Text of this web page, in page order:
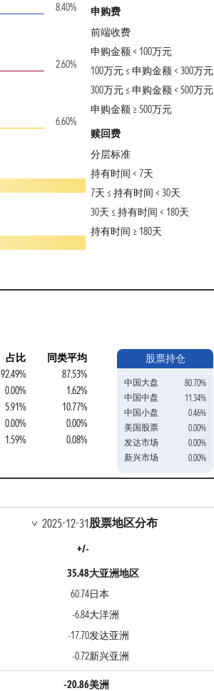
8.40%
2.60%
6.60%
申购费
前端收费
申购金额 < 100万元
100万元 ≤ 申购金额 < 300万元
300万元 ≤ 申购金额 < 500万元
申购金额 ≥ 500万元
赎回费
分层标准
持有时间 < 7天
7天 ≤ 持有时间 < 30天
30天 ≤ 持有时间 < 180天
持有时间 ≥ 180天
占比
同类平均
92.49%
87.53%
0.00%
1.62%
5.91%
10.77%
0.00%
0.00%
1.59% 0.08%
股票持仓
中国大盘
80.70%
中国中盘
11.34%
中国小盘
0.46%
美国股票
0.00%
发达市场
0.00%
新兴市场
0.00%
2025-12-31
+/-
35.48
60.74
-6.84
-17.70
-0.72
-20.86
股票地区分布
大亚洲地区
日本
大洋洲
发达亚洲
新兴亚洲
美洲